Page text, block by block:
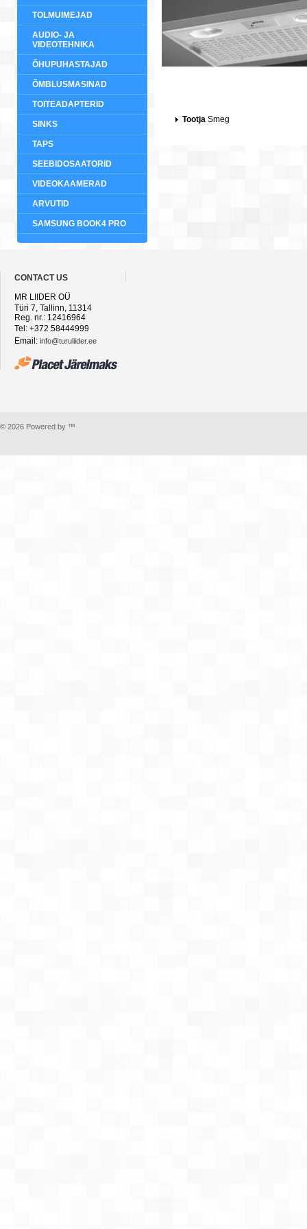
TOLMUIMEJAD
AUDIO- JA
VIDEOTEHNIKA
ÕHUPUHASTAJAD
ÕMBLUSMASINAD
TOITEADAPTERID
SINKS
TAPS
SEEBIDOSAATORID
VIDEOKAAMERAD
ARVUTID
SAMSUNG BOOK4 PRO
Tootja Smeg
CONTACT US
MR LIIDER OÜ
Türi 7, Tallinn, 11314
Reg. nr.: 12416964
Tel: +372 58444999
Email: info@turuliider.ee
© 2026 Powered by ™